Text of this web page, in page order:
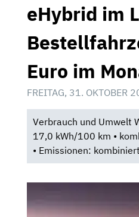
eHybrid im
Euro im
FREITAG, 31. OKTOBER
Verbrauch und Umwelt
17,0 kWh/100 km •
• Emissionen: